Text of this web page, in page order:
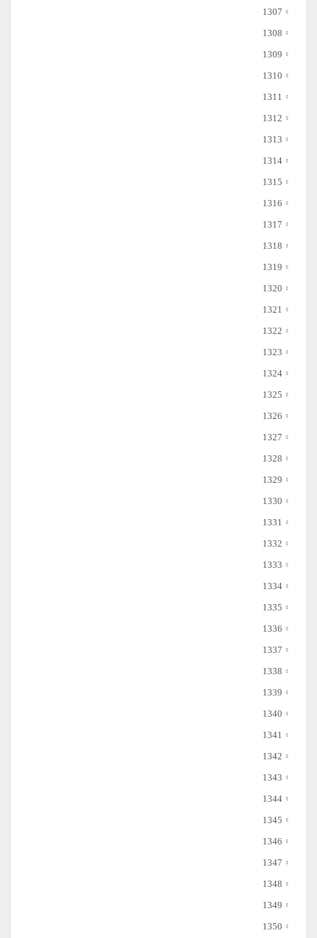
1307
1308
1309
1310
1311
1312
1313
1314
1315
1316
1317
1318
1319
1320
1321
1322
1323
1324
1325
1326
1327
1328
1329
1330
1331
1332
1333
1334
1335
1336
1337
1338
1339
1340
1341
1342
1343
1344
1345
1346
1347
1348
1349
1350